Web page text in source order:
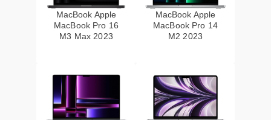
MacBook Apple
MacBook Pro 16
M3 Max 2023
MacBook Apple
MacBook Pro 14
M2 2023